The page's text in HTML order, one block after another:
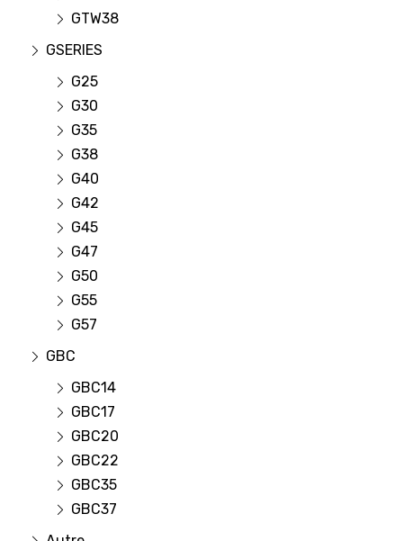
GTW38
GSERIES
G25
G30
G35
G38
G40
G42
G45
G47
G50
G55
G57
GBC
GBC14
GBC17
GBC20
GBC22
GBC35
GBC37